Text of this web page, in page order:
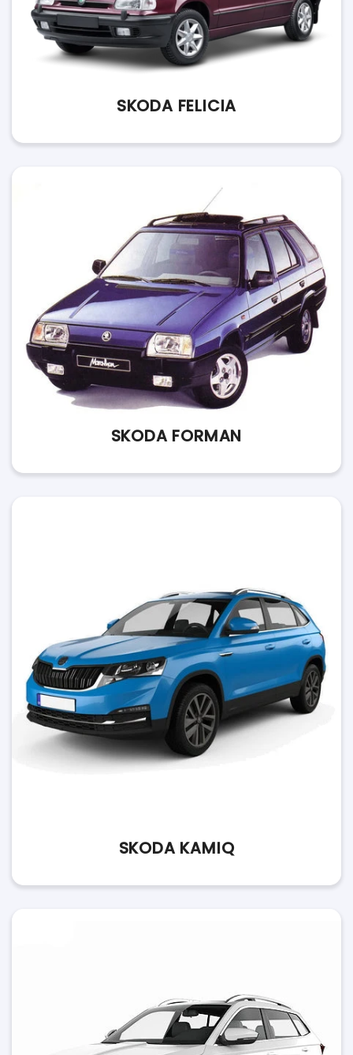
SKODA FELICIA
SKODA FORMAN
SKODA KAMIQ